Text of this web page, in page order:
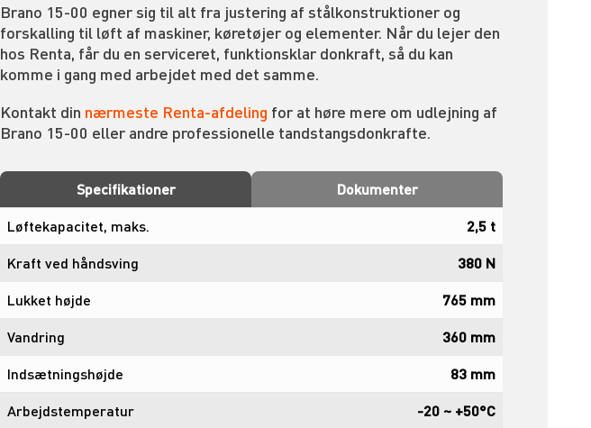
Brano 15-00 egner sig til alt fra justering af stålkonstruktioner og
forskalling til løft af maskiner, køretøjer og elementer. Når du lejer den
hos Renta, får du en serviceret, funktionsklar donkraft, så du kan
komme i gang med arbejdet med det samme.
Kontakt din nærmeste Renta-afdeling for at høre mere om udlejning af
Brano 15-00 eller andre professionelle tandstangsdonkrafte.
Specifikationer
Dokumenter
Løftekapacitet, maks.
2,5 t
Kraft ved håndsving
380 N
Lukket højde
765 mm
Vandring
360 mm
Indsætningshøjde
83 mm
Arbejdstemperatur
-20 ~ +50°C